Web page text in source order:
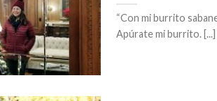
“Con mi burrito
Apúrate mi burrito. [...]